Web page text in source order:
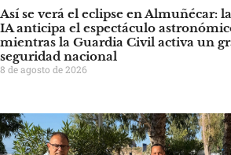
Así se verá el eclipse en Almuñécar:
IA anticipa el espectáculo
mientras la Guardia Civil activa un
seguridad nacional
8 de agosto de 2026